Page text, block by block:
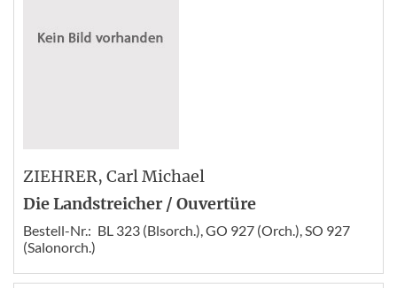
ZIEHRER, Carl Michael
Die Landstreicher / Ouvertüre
Bestell-Nr.: BL 323 (Blsorch.), GO 927 (Orch.), SO 927
(Salonorch.)